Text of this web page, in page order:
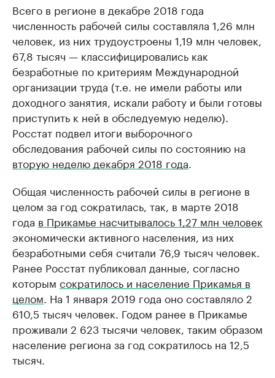
Всего в регионе в декабре 2018 года
численность рабочей силы составляла 1,26 млн
человек, из них трудоустроены 1,19 млн человек,
67,8 тысяч — классифицировались как
безработные по критериям Международной
организации труда (т.е. не имели работы или
доходного занятия, искали работу и были готовы
приступить к ней в обследуемую неделю).
Росстат подвел итоги выборочного
обследования рабочей силы по состоянию на
вторую неделю декабря 2018 года
Общая численность рабочей силы в регионе в
целом за год сократилась, так, в марте 2018
года в Прикамье насчитывалось 1,27 млн человек
экономически активного населения, из них
безработными себя считали 76,9 тысяч человек.
Ранее Росстат публиковал данные, согласно
которым сократилось и население Прикамья в
целом . На 1 января 2019 года оно составляло 2
610,5 тысяч человек. Годом ранее в Прикамье
проживали 2 623 тысячи человек, таким образом
население региона за год сократилось на 12,5
тысяч.